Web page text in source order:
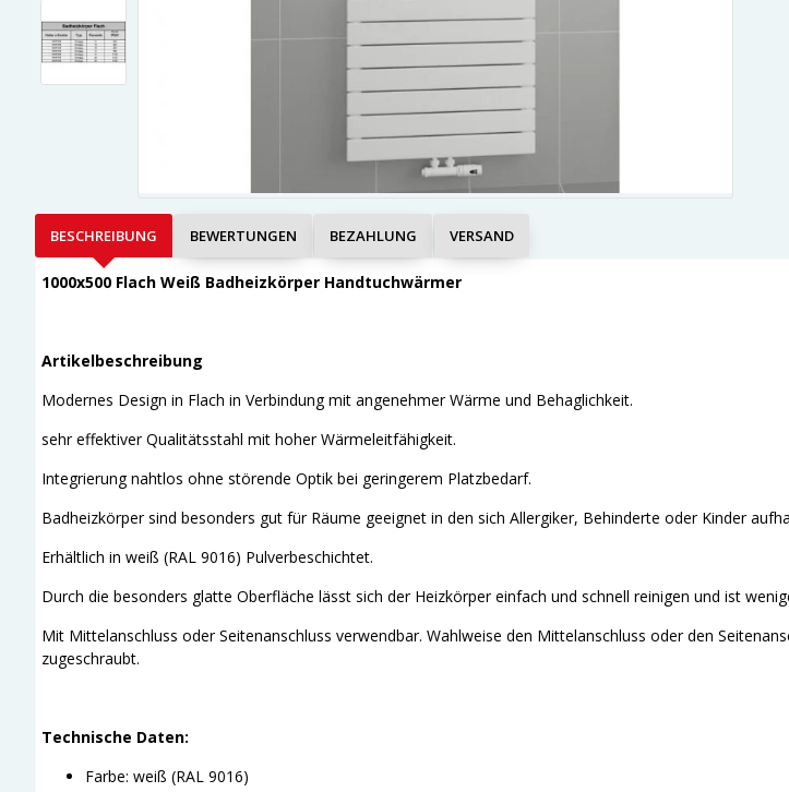
BESCHREIBUNG BEWERTUNGEN BEZAHLUNG VERSAND
1000x500 Flach Weiß Badheizkörper Handtuchwärmer
Artikelbeschreibung
Modernes Design in Flach in Verbindung mit angenehmer Wärme und Behaglichkeit.
sehr effektiver Qualitätsstahl mit hoher Wärmeleitfähigkeit.
Integrierung nahtlos ohne störende Optik bei geringerem Platzbedarf.
Badheizkörper sind besonders gut für Räume geeignet in den sich Allergiker, Behinderte oder Kinder
Erhältlich in weiß (RAL 9016) Pulverbeschichtet.
Durch die besonders glatte Oberfläche lässt sich der Heizkörper einfach und schnell reinigen und ist
Mit Mittelanschluss oder Seitenanschluss verwendbar. Wahlweise den Mittelanschluss oder den
zugeschraubt.
Technische Daten:
Farbe: weiß (RAL 9016)